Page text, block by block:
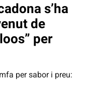
s’ha
de
per
per sabor i preu: